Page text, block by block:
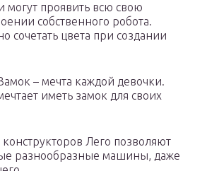
могут проявить всю свою
собственного робота.
сочетать цвета при создании
– мечта каждой девочки.
иметь замок для своих
Лего позволяют
разнообразные машины, даже